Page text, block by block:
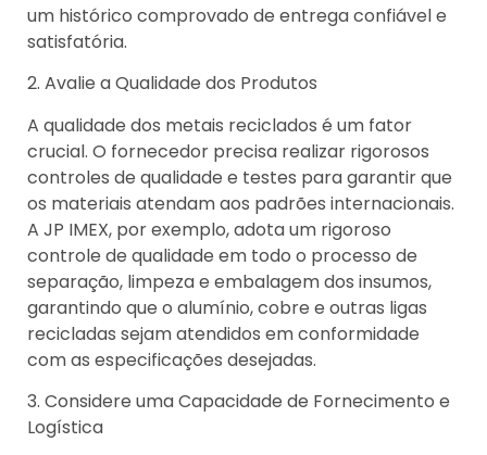
um histórico comprovado de entrega confiável e
satisfatória.
2. Avalie a Qualidade dos Produtos
A qualidade dos metais reciclados é um fator
crucial. O fornecedor precisa realizar rigorosos
controles de qualidade e testes para garantir que
os materiais atendam aos padrões internacionais.
A JP IMEX, por exemplo, adota um rigoroso
controle de qualidade em todo o processo de
separação, limpeza e embalagem dos insumos,
garantindo que o alumínio, cobre e outras ligas
recicladas sejam atendidos em conformidade
com as especificações desejadas.
3. Considere uma Capacidade de Fornecimento e
Logística